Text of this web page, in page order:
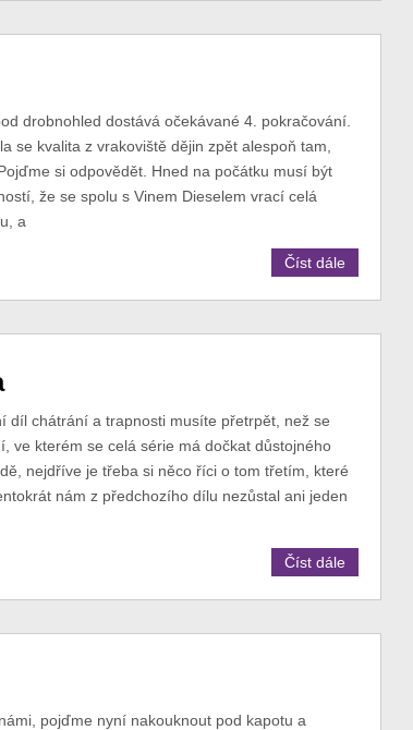
drobnohled dostává očekávané 4. pokračování.
se kvalita z vrakoviště dějin zpět alespoň tam,
si odpovědět. Hned na počátku musí být
že se spolu s Vinem Dieselem vrací celá
a
Číst dále
díl chátrání a trapnosti musíte přetrpět, než se
ve kterém se celá série má dočkat důstojného
nejdříve je třeba si něco říci o tom třetím, které
nám z předchozího dílu nezůstal ani jeden
Číst dále
pojďme nyní nakouknout pod kapotu a